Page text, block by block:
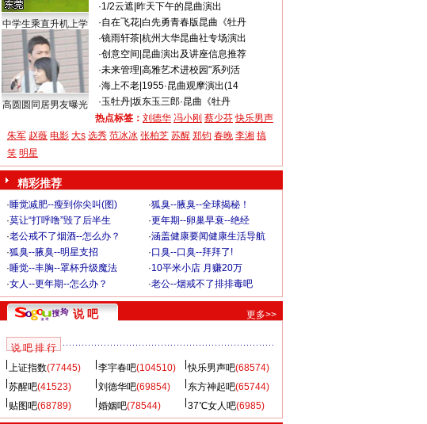
中学生乘直升机上学
高圆圆同居男友曝光
·1/2云遮 昨天下午的昆曲演出
·自在飞花| 白先勇青春版昆曲《牡丹
·镜雨轩茶| 杭州大华昆曲社专场演出
·创意空间 昆曲演出及讲座信息推荐
·未来管理 高雅艺术进校园"系列活
·海上不老| 1955·昆曲观摩演出(14
·玉牡丹| 坂东玉三郎·昆曲《牡丹
热点标签： 刘德华 冯小刚 蔡少芬 快乐男声
朱军 赵薇 电影 大s 选秀 范冰冰 张柏芝 苏醒 郑钧 春晚 李湘 搞
笑 明星
精彩推荐
·睡觉减肥--瘦到你尖叫(图) ·狐臭--腋臭--全球揭秘！
·莫让“打呼噜”毁了后半生 ·更年期--卵巢早衰--绝经
·老公戒不了烟酒--怎么办？ ·涵盖健康要闻健康生活导航
·狐臭--腋臭--明星支招 ·口臭--口臭--拜拜了!
·睡觉--丰胸--罩杯升级魔法 ·10平米小店 月赚20万
·女人--更年期--怎么办？ ·老公--烟戒不了排排毒吧
说 吧 更多>>
说 吧 排 行
上证指数(77445) 李宇春吧(104510) 快乐男声吧(68574)
苏醒吧(41523) 刘德华吧(69854) 东方神起吧(65744)
贴图吧(68789) 婚姻吧(78544) 37℃女人吧(6985)